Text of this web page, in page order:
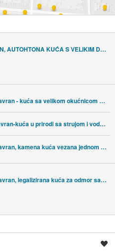
KAVRAN, AUTOHTONA KUĆA S VELIKIM DVORIŠTEM
Istra, Kavran - kuća sa velikom okućnicom na zemljištu od 1450 m2
Istra,Kavran-kuća u prirodi sa strujom i vodom
Istra, Kavran, kamena kuća vezana jednom stranom
Istra, Kavran, legalizirana kuća za odmor sa okućnicom, blizina Duge U